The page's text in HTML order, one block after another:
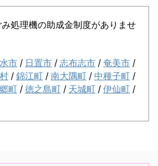
処理機の助成金制度がありませ
市 / 日置市 / 志布志市 / 奄美市 /
/ 錦江町 / 南大隅町 / 中種子町 /
町 / 徳之島町 / 天城町 / 伊仙町 /